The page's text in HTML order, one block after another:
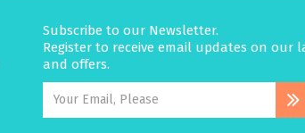
Subscribe to our Newsletter.
Register to receive email updates on our
and offers.